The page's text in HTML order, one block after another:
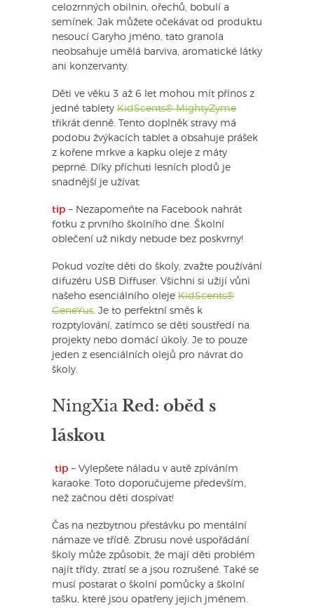
celozrnných obilnin, ořechů, bobulí a
semínek. Jak můžete očekávat od produktu
nesoucí Garyho jméno, tato granola
neobsahuje umělá barviva, aromatické látky
ani konzervanty.
Děti ve věku 3 až 6 let mohou mít přínos z
jedné tablety KidScents® MightyZyme
třikrát denně. Tento doplněk stravy má
podobu žvýkacích tablet a obsahuje prášek
z kořene mrkve a kapku oleje z máty
peprné. Díky příchuti lesních plodů je
snadnější je užívat.
tip – Nezapomeňte na Facebook nahrát
fotku z prvního školního dne. Školní
oblečení už nikdy nebude bez poskvrny!
Pokud vozíte děti do školy, zvažte používání
difuzéru USB Diffuser. Všichni si užijí vůni
našeho esenciálního oleje KidScents®
GeneYus. Je to perfektní směs k
rozptylování, zatímco se děti soustředí na
projekty nebo domácí úkoly. Je to pouze
jeden z esenciálních olejů pro návrat do
školy.
NingXiaRed: oběd s
láskou
tip – Vylepšete náladu v autě zpíváním
karaoke. Toto doporučujeme především,
než začnou děti dospívat!
Čas na nezbytnou přestávku po mentální
námaze ve třídě. Zbrusu nové uspořádání
školy může způsobit, že mají děti problém
najít třídy, ztratí se a jsou rozrušené. Také se
musí postarat o školní pomůcky a školní
tašku, které jsou opatřeny jejich jménem.